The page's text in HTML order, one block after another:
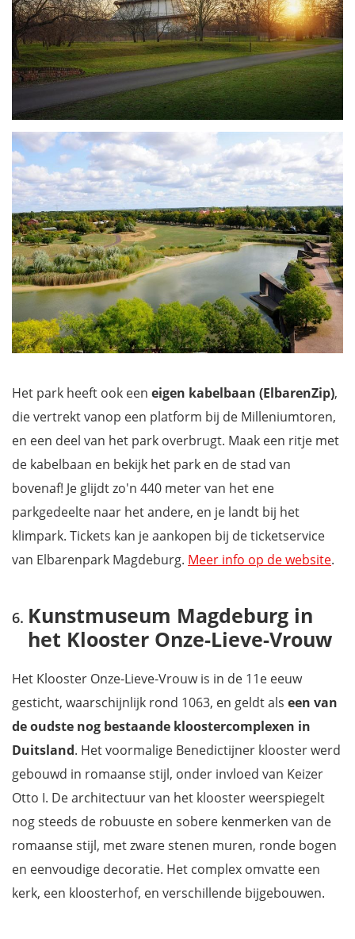
Het park heeft ook een eigen kabelbaan (ElbarenZip),
die vertrekt vanop een platform bij de Milleniumtoren,
en een deel van het park overbrugt. Maak een ritje met
de kabelbaan en bekijk het park en de stad van
bovenaf! Je glijdt zo'n 440 meter van het ene
parkgedeelte naar het andere, en je landt bij het
klimpark. Tickets kan je aankopen bij de ticketservice
van Elbarenpark Magdeburg. Meer info op de website.
Kunstmuseum Magdeburg in
het Klooster Onze-Lieve-Vrouw
Het Klooster Onze-Lieve-Vrouw is in de 11e eeuw
gesticht, waarschijnlijk rond 1063, en geldt als een van
de oudste nog bestaande kloostercomplexen in
Duitsland. Het voormalige Benedictijner klooster werd
gebouwd in romaanse stijl, onder invloed van Keizer
Otto I. De architectuur van het klooster weerspiegelt
nog steeds de robuuste en sobere kenmerken van de
romaanse stijl, met zware stenen muren, ronde bogen
en eenvoudige decoratie. Het complex omvatte een
kerk, een kloosterhof, en verschillende bijgebouwen.